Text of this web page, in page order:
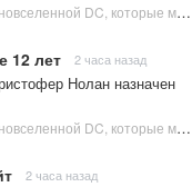
7 фильмов киновселенной DC, которые может снять Зак Снайдер | Plugged In Ru
12 лет 2 часа назад
Нолан назначен
7 фильмов киновселенной DC, которые может снять Зак Снайдер | Plugged In Ru
2 часа назад